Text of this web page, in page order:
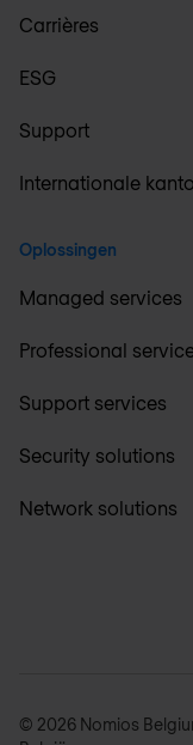
Carrières
ESG
Support
Internationale
Oplossingen
Managed services
Professional
Support services
Security solutions
Network solutions
© 2026 Nomios